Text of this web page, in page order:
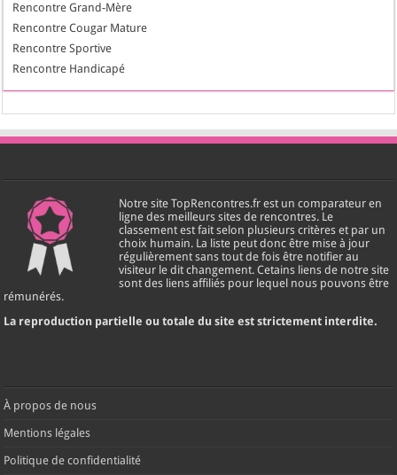
Rencontre Grand-Mère
Rencontre Cougar Mature
Rencontre Sportive
Rencontre Handicapé
Notre site TopRencontres.fr est un comparateur en
ligne des meilleurs sites de rencontres. Le
classement est fait selon plusieurs critères et par un
choix humain. La liste peut donc être mise à jour
régulièrement sans tout de fois être notifier au
visiteur le dit changement. Cetains liens de notre site
sont des liens affiliés pour lequel nous pouvons être
rémunérés.
La reproduction partielle ou totale du site est strictement interdite.
À propos de nous
Mentions légales
Politique de confidentialité